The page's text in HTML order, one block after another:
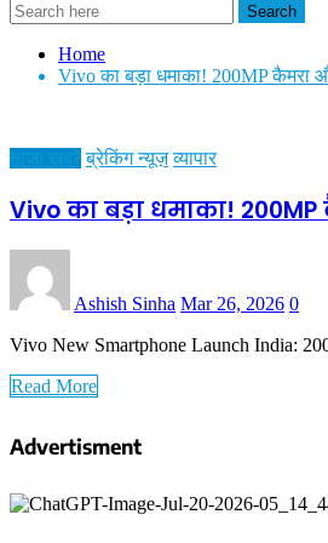
Search
Home
Vivo का बड़ा धमाका! 200MP कैमरा
ब्रेकिंग न्यूज़ व्यापार
Vivo का बड़ा धमाका!
Ashish Sinha Mar 26, 2026 0
Vivo New Smartphone Launch India:
Read More
Advertisment